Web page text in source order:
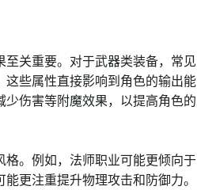
关重要。对于武器类装备，常见
些属性直接影响到角色的输出能
伤害等附魔效果，以提高角色的
。例如，法师职业可能更倾向于
更注重提升物理攻击和防御力。